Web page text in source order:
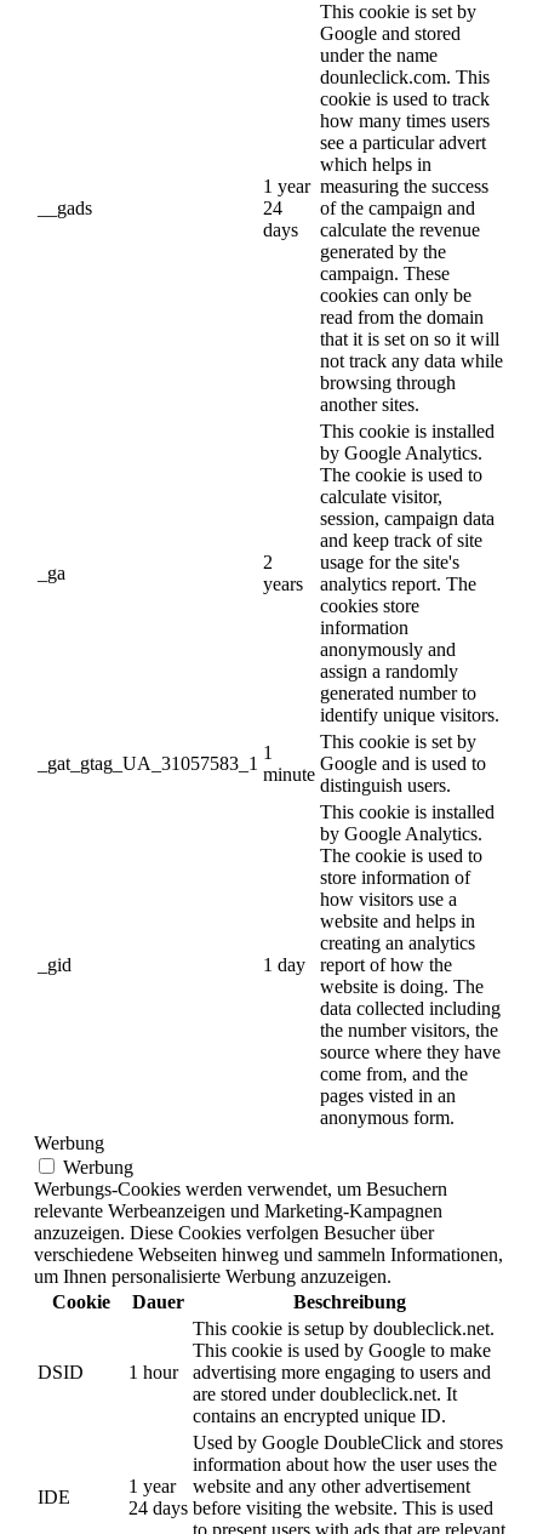
__gads
1 year
24
days
This cookie is set by
Google and stored
under the name
dounleclick.com. This
cookie is used to track
how many times users
see a particular advert
which helps in
measuring the success
of the campaign and
calculate the revenue
generated by the
campaign. These
cookies can only be
read from the domain
that it is set on so it will
not track any data while
browsing through
another sites.
_ga
2
years
This cookie is installed
by Google Analytics.
The cookie is used to
calculate visitor,
session, campaign data
and keep track of site
usage for the site's
analytics report. The
cookies store
information
anonymously and
assign a randomly
generated number to
identify unique visitors.
_gat_gtag_UA_31057583_1
1
minute
This cookie is set by
Google and is used to
distinguish users.
_gid 1 day
This cookie is installed
by Google Analytics.
The cookie is used to
store information of
how visitors use a
website and helps in
creating an analytics
report of how the
website is doing. The
data collected including
the number visitors, the
source where they have
come from, and the
pages visted in an
anonymous form.
Werbung
Werbung
Werbungs-Cookies werden verwendet, um Besuchern
relevante Werbeanzeigen und Marketing-Kampagnen
anzuzeigen. Diese Cookies verfolgen Besucher über
verschiedene Webseiten hinweg und sammeln Informationen,
um Ihnen personalisierte Werbung anzuzeigen.
Cookie
Dauer Beschreibung
DSID 1 hour
This cookie is setup by doubleclick.net.
This cookie is used by Google to make
advertising more engaging to users and
are stored under doubleclick.net. It
contains an encrypted unique ID.
IDE
1 year
24 days
Used by Google DoubleClick and stores
information about how the user uses the
website and any other advertisement
before visiting the website. This is used
to present users with ads that are relevant